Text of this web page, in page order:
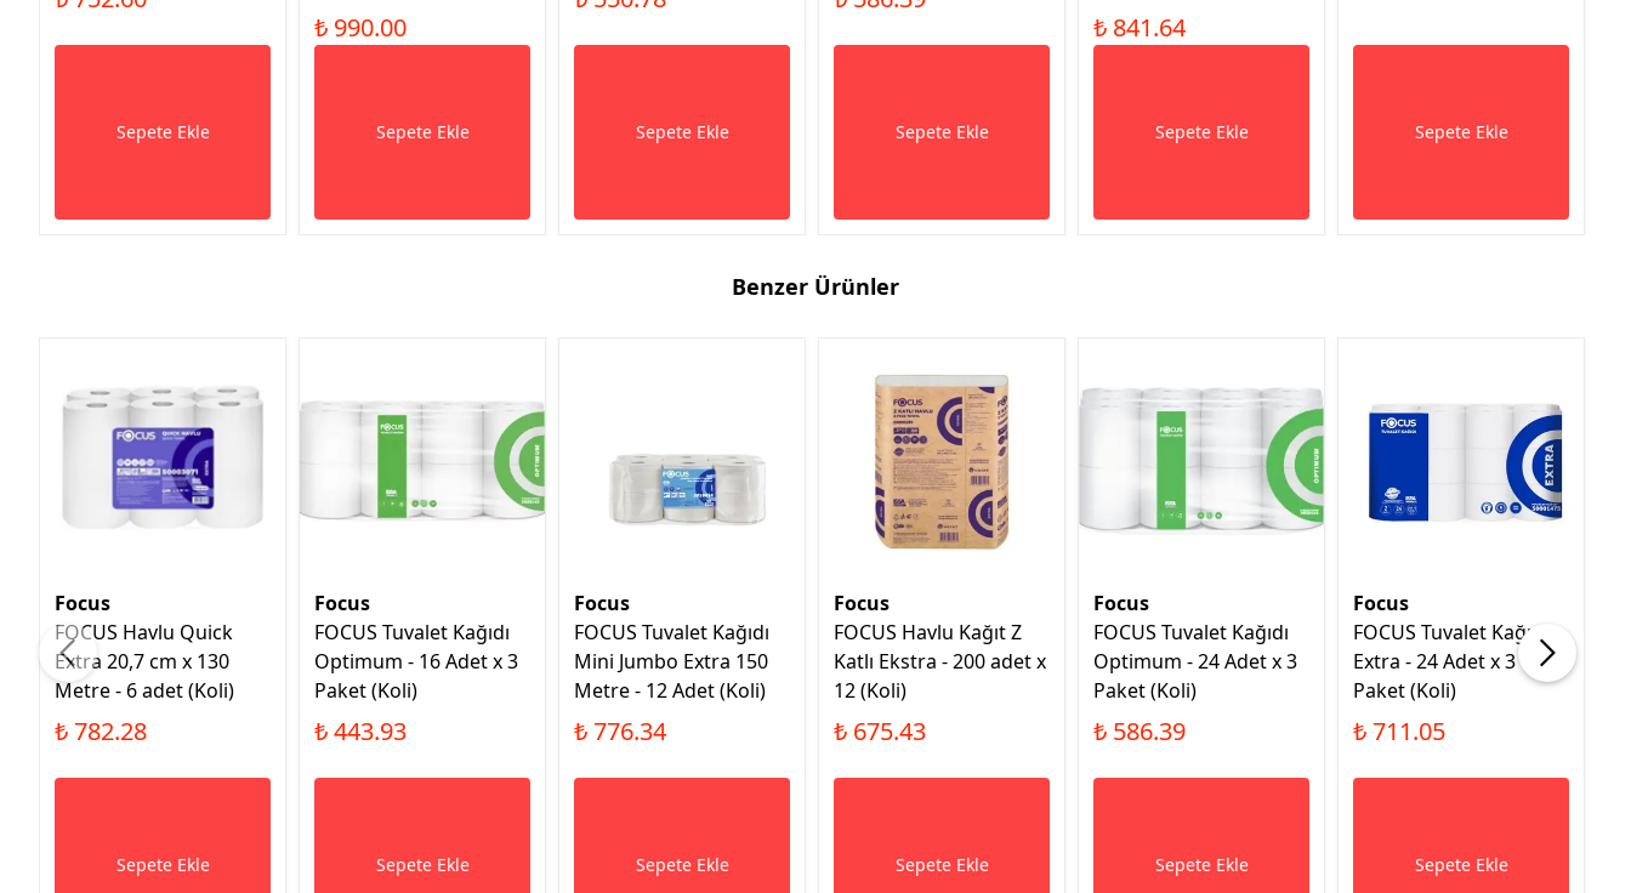
Sepete Ekle
₺ 990.00
Sepete Ekle Sepete Ekle Sepete Ekle
₺ 841.64
Sepete Ekle Sepete Ekle
Benzer Ürünler
Focus
FOCUS Havlu Quick
Extra 20,7 cm x 130
Metre - 6 adet (Koli)
₺ 782.28
Sepete Ekle
Focus
FOCUS Tuvalet Kağıdı
Optimum - 16 Adet x 3
Paket (Koli)
₺ 443.93
Sepete Ekle
Focus
FOCUS Tuvalet Kağıdı
Mini Jumbo Extra 150
Metre - 12 Adet (Koli)
₺ 776.34
Sepete Ekle
Focus
FOCUS Havlu Kağıt Z
Katlı Ekstra - 200 adet x
12 (Koli)
₺ 675.43
Sepete Ekle
Focus
FOCUS Tuvalet Kağıdı
Optimum - 24 Adet x 3
Paket (Koli)
₺ 586.39
Sepete Ekle
Focus
FOCUS Tuvalet Kağıdı
Extra - 24 Adet x 3
Paket (Koli)
₺ 711.05
Sepete Ekle